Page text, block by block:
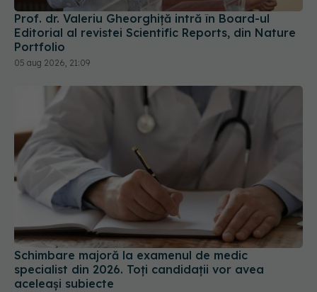
Prof. dr. Valeriu Gheorghiță intră în Board-ul
Editorial al revistei Scientific Reports, din Nature
Portfolio
05 aug 2026, 21:09
Schimbare majoră la examenul de medic
specialist din 2026. Toți candidații vor avea
aceleași subiecte